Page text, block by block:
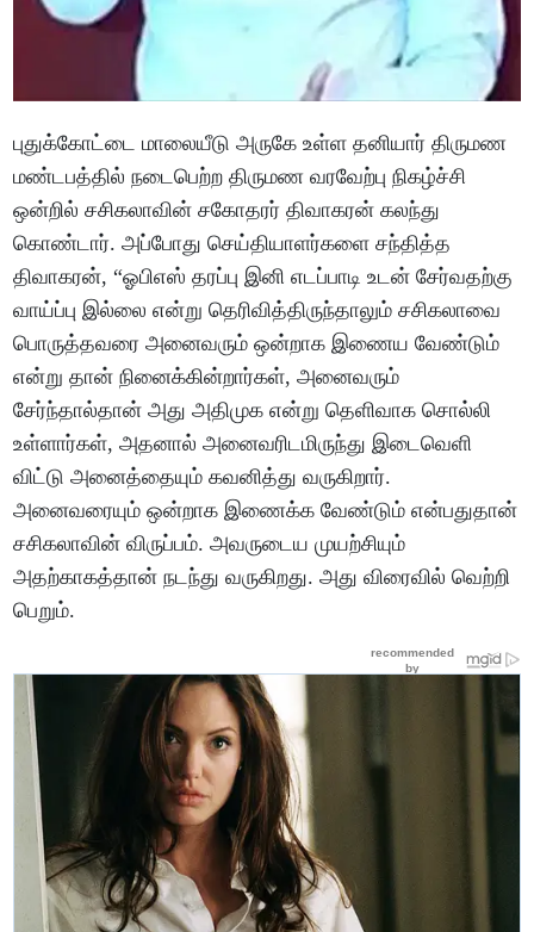
புதுக்கோட்டை மாலையீடு அருகே உள்ள தனியார் திருமண
மண்டபத்தில் நடைபெற்ற திருமண வரவேற்பு நிகழ்ச்சி
ஒன்றில் சசிகலாவின் சகோதரர் திவாகரன் கலந்து
கொண்டார். அப்போது செய்தியாளர்களை சந்தித்த
திவாகரன், “ஓபிஎஸ் தரப்பு இனி எடப்பாடி உடன் சேர்வதற்கு
வாய்ப்பு இல்லை என்று தெரிவித்திருந்தாலும் சசிகலாவை
பொருத்தவரை அனைவரும் ஒன்றாக இணைய வேண்டும்
என்று தான் நினைக்கின்றார்கள், அனைவரும்
சேர்ந்தால்தான் அது அதிமுக என்று தெளிவாக சொல்லி
உள்ளார்கள், அதனால் அனைவரிடமிருந்து இடைவெளி
விட்டு அனைத்தையும் கவனித்து வருகிறார்.
அனைவரையும் ஒன்றாக இணைக்க வேண்டும் என்பதுதான்
சசிகலாவின் விருப்பம். அவருடைய முயற்சியும்
அதற்காகத்தான் நடந்து வருகிறது. அது விரைவில் வெற்றி
பெறும்.